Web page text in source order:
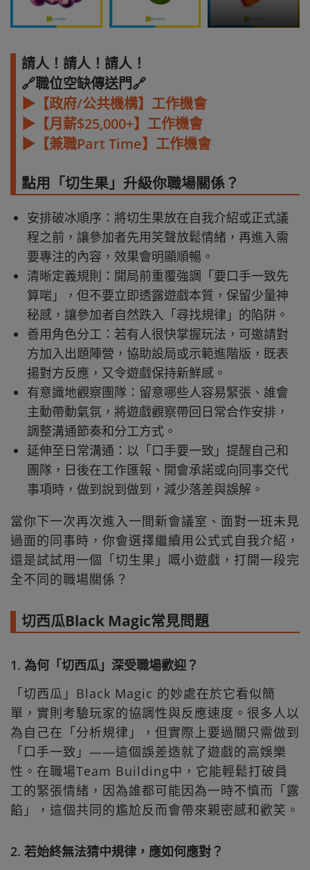
請人！請人！請人！
🔗職位空缺傳送門🔗
▶【政府/公共機構】工作機會
▶【月薪$25,000+】工作機會
▶【兼職Part Time】工作機會
點用「切生果」升級你職場關係？
安排破冰順序：將切生果放在自我介紹或正式議
程之前，讓參加者先用笑聲放鬆情緒，再進入需
要專注的內容，效果會明顯順暢。
清晰定義規則：開局前重覆強調「要口手一致先
算啱」，但不要立即透露遊戲本質，保留少量神
秘感，讓參加者自然跌入「尋找規律」的陷阱。
善用角色分工：若有人很快掌握玩法，可邀請對
方加入出題陣營，協助設局或示範進階版，既表
揚對方反應，又令遊戲保持新鮮感。
有意識地觀察團隊：留意哪些人容易緊張、誰會
主動帶動氣氛，將遊戲觀察帶回日常合作安排，
調整溝通節奏和分工方式。
延伸至日常溝通：以「口手要一致」提醒自己和
團隊，日後在工作匯報、開會承諾或向同事交代
事項時，做到說到做到，減少落差與誤解。
當你下一次再次進入一間新會議室、面對一班未見
過面的同事時，你會選擇繼續用公式式自我介紹，
還是試試用一個「切生果」嘅小遊戲，打開一段完
全不同的職場關係？
切西瓜Black Magic常見問題
1. 為何「切西瓜」深受職場歡迎？
「切西瓜」Black Magic 的妙處在於它看似簡
單，實則考驗玩家的協調性與反應速度。很多人以
為自己在「分析規律」，但實際上要過關只需做到
「口手一致」——這個誤差造就了遊戲的高娛樂
性。在職場Team Building中，它能輕鬆打破員
工的緊張情緒，因為誰都可能因為一時不慎而「露
餡」，這個共同的尷尬反而會帶來親密感和歡笑。
2. 若始終無法猜中規律，應如何應對？